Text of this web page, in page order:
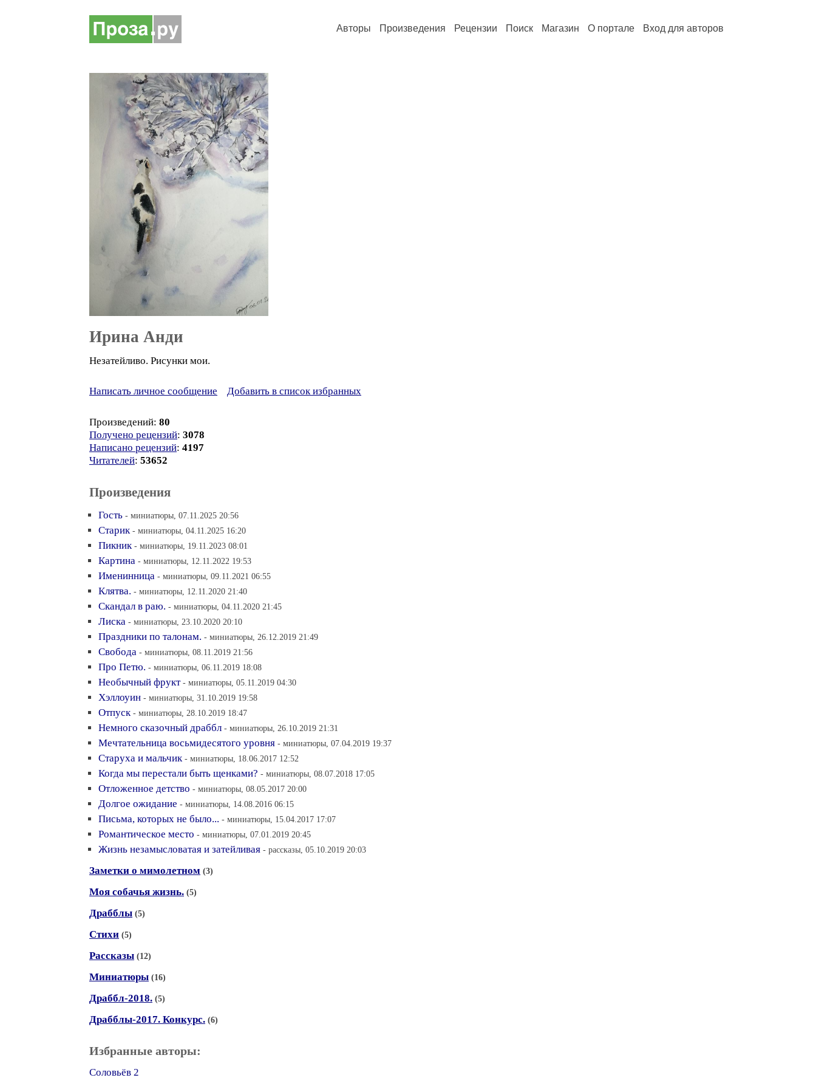
Авторы Произведения Рецензии Поиск Магазин О портале Вход для авторов
Ирина Анди
Незатейливо. Рисунки мои.
Написать личное сообщение Добавить в список избранных
Произведений: 80
Получено рецензий: 3078
Написано рецензий: 4197
Читателей: 53652
Произведения
Гость - миниатюры, 07.11.2025 20:56
Старик - миниатюры, 04.11.2025 16:20
Пикник - миниатюры, 19.11.2023 08:01
Картина - миниатюры, 12.11.2022 19:53
Именинница - миниатюры, 09.11.2021 06:55
Клятва. - миниатюры, 12.11.2020 21:40
Скандал в раю. - миниатюры, 04.11.2020 21:45
Лиска - миниатюры, 23.10.2020 20:10
Праздники по талонам. - миниатюры, 26.12.2019 21:49
Свобода - миниатюры, 08.11.2019 21:56
Про Петю. - миниатюры, 06.11.2019 18:08
Необычный фрукт - миниатюры, 05.11.2019 04:30
Хэллоуин - миниатюры, 31.10.2019 19:58
Отпуск - миниатюры, 28.10.2019 18:47
Немного сказочный драббл - миниатюры, 26.10.2019 21:31
Мечтательница восьмидесятого уровня - миниатюры, 07.04.2019 19:37
Старуха и мальчик - миниатюры, 18.06.2017 12:52
Когда мы перестали быть щенками? - миниатюры, 08.07.2018 17:05
Отложенное детство - миниатюры, 08.05.2017 20:00
Долгое ожидание - миниатюры, 14.08.2016 06:15
Письма, которых не было... - миниатюры, 15.04.2017 17:07
Романтическое место - миниатюры, 07.01.2019 20:45
Жизнь незамысловатая и затейливая - рассказы, 05.10.2019 20:03
Заметки о мимолетном (3)
Моя собачья жизнь. (5)
Драбблы (5)
Стихи (5)
Рассказы (12)
Миниатюры (16)
Драббл-2018. (5)
Драбблы-2017. Конкурс. (6)
Избранные авторы:
Соловьёв 2